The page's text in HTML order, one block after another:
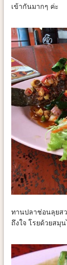
เข้ากันมากๆ ค่ะ
ทานปลาช่อนลุยส
ถึงใจ โรยด้วยสมุ